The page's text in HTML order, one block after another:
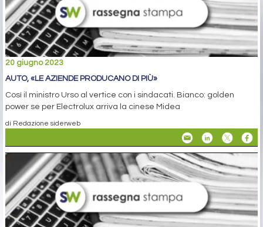
20 giugno 2023
AUTO, «LE AZIENDE PRODUCANO DI PIÙ»
Così il ministro Urso al vertice con i sindacati. Bianco: golden
power se per Electrolux arriva la cinese Midea
di Redazione siderweb